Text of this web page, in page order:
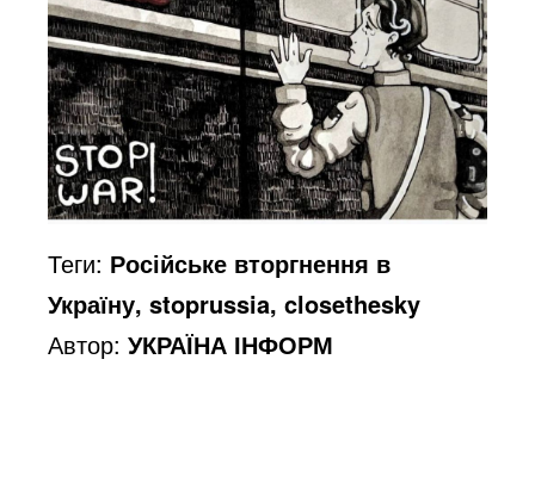
Теги: Російське вторгнення в
Україну, stoprussia, closethesky
Автор:УКРАЇНА ІНФОРМ